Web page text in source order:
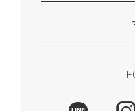
大阪府大阪市淀川
電話番号：06-
※お電話でのお問
メール：
お問い合わせはこ
営業時間：10：
定休日： 土・日・
※土日祝祭日はお
メールの返信は